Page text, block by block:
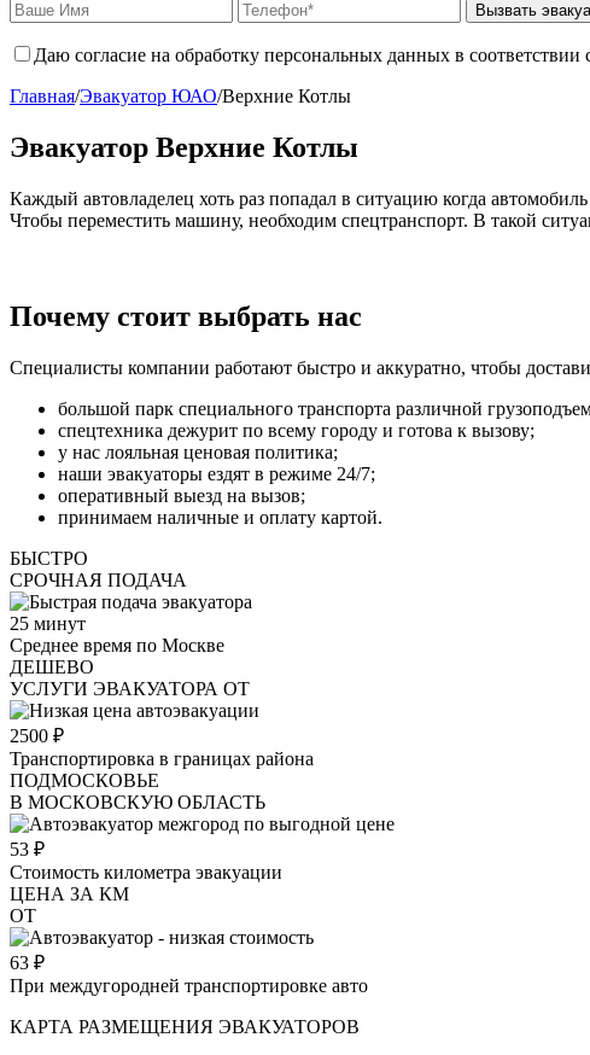
Вызвать
Даю согласие на обработку персональных данных в соответствии
Главная/Эвакуатор ЮАО/Верхние Котлы
Эвакуатор Верхние Котлы
Каждый автовладелец хоть раз попадал в ситуацию когда
Чтобы переместить машину, необходим спецтранспорт. В такой
Почему стоит выбрать нас
Специалисты компании работают быстро и аккуратно, чтобы
большой парк специального транспорта различной
спецтехника дежурит по всему городу и готова к вызову;
у нас лояльная ценовая политика;
наши эвакуаторы ездят в режиме 24/7;
оперативный выезд на вызов;
принимаем наличные и оплату картой.
БЫСТРО
СРОЧНАЯ ПОДАЧА
25 минут
Среднее время по Москве
ДЕШЕВО
УСЛУГИ ЭВАКУАТОРА ОТ
2500 ₽
Транспортировка в границах района
ПОДМОСКОВЬЕ
В МОСКОВСКУЮ ОБЛАСТЬ
53 ₽
Стоимость километра эвакуации
ЦЕНА ЗА КМ
ОТ
63 ₽
При междугородней транспортировке авто
КАРТА РАЗМЕЩЕНИЯ ЭВАКУАТОРОВ